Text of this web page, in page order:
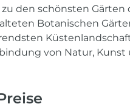
den schönsten
Botanischen
von Natur, Kunst